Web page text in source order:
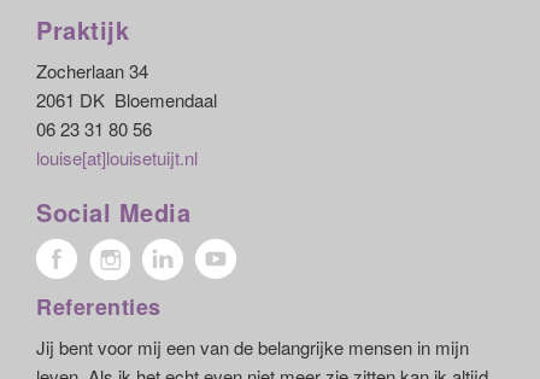
Praktijk
Zocherlaan 34
2061 DK Bloemendaal
06 23 31 80 56
louise[at]louisetuijt.nl
Social Media
Referenties
Jij bent voor mij een van de belangrijke mensen in mijn